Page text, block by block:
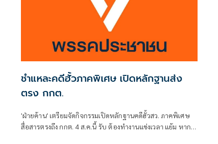
ชำแหละคดีฮั้วภาคพิเศษ เปิดหลักฐานส่ง
ตรง กกต.
'ฝ่ายค้าน' เตรียมจัดกิจกรรมเปิดหลักฐานคดีฮั้วสว. ภาคพิเศษ
สื่อสารตรงถึง กกต. 4 ส.ค.นี้ รับ ต้องทำงานแข่งเวลา แย้ม หาก